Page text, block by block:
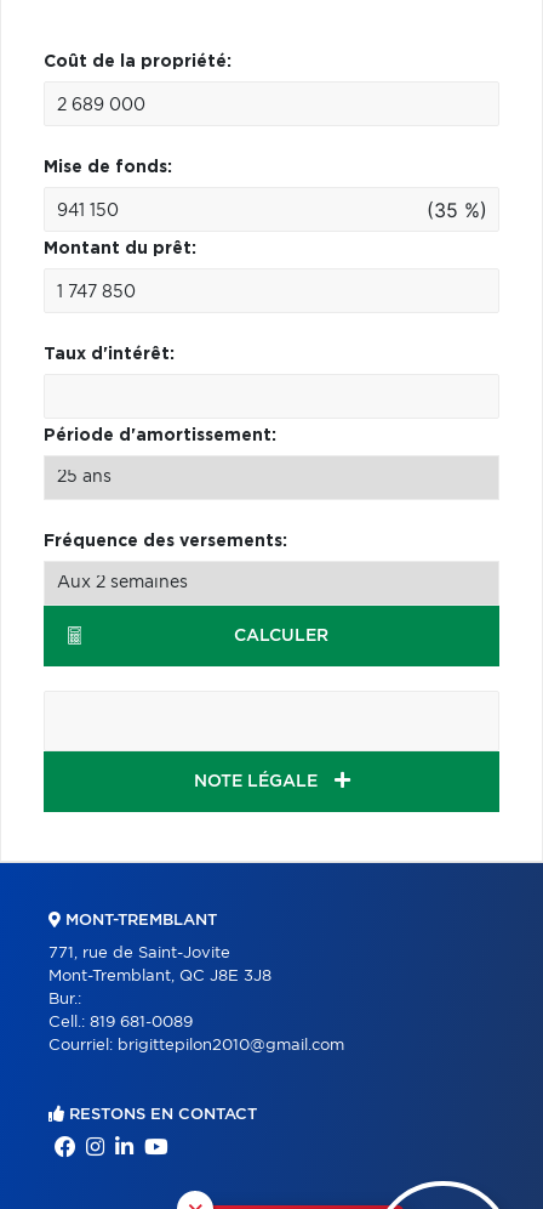
Coût de la propriété:
Mise de fonds:
(35 %)
Montant du prêt:
Taux d'intérêt:
Période d'amortissement:
Fréquence des versements:
CALCULER
NOTE LÉGALE
MONT-TREMBLANT
771, rue de Saint-Jovite
Mont-Tremblant, QC J8E 3J8
Bur.:
Cell.: 819 681-0089
Courriel: brigittepilon2010@gmail.com
RESTONS EN CONTACT